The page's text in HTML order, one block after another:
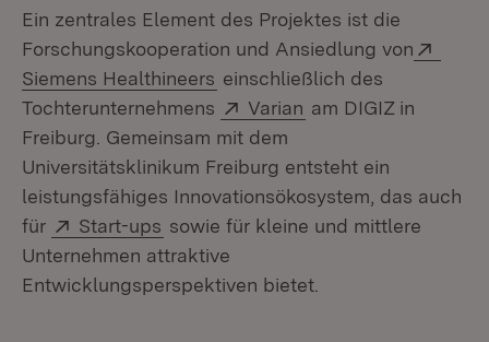
Ein zentrales Element des Projektes ist die
Forschungskooperation und Ansiedlung von
Siemens Healthineers (Öffnet in neuem Fenster)
einschließlich des
Tochterunternehmens
Extern:
Varian (Öffnet in neuem
am DIGIZ in
Freiburg. Gemeinsam mit dem
Universitätsklinikum Freiburg entsteht ein
leistungsfähiges Innovationsökosystem, das auch
für
Extern:
Start-ups (Öffnet in neuem Fenster)
sowie für kleine und mittlere
Unternehmen attraktive
Entwicklungsperspektiven bietet.